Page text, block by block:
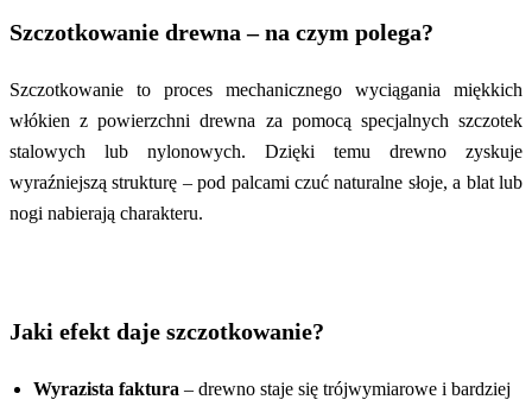
Szczotkowanie drewna – na czym polega?
Szczotkowanie to proces mechanicznego wyciągania miękkich
włókien z powierzchni drewna za pomocą specjalnych szczotek
stalowych lub nylonowych. Dzięki temu drewno zyskuje
wyraźniejszą strukturę – pod palcami czuć naturalne słoje, a blat lub
nogi nabierają charakteru.
Jaki efekt daje szczotkowanie?
Wyrazista faktura – drewno staje się trójwymiarowe i bardziej